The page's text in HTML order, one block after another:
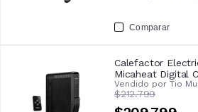
Comparar
Calefactor
Micaheat Digital
Vendido por Tio
$212.799